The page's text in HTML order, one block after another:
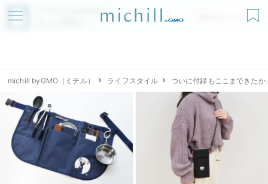
アプリでmichillが
無料ダウンロード
michill byGMO（ミチル） ライフスタイル ついに付録もここまできた